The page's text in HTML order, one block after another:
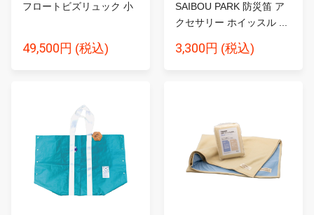
フロートビズリュック 小
49,500円 (税込)
SAIBOU PARK 防災笛 ア
クセサリー ホイッスル ...
3,300円 (税込)